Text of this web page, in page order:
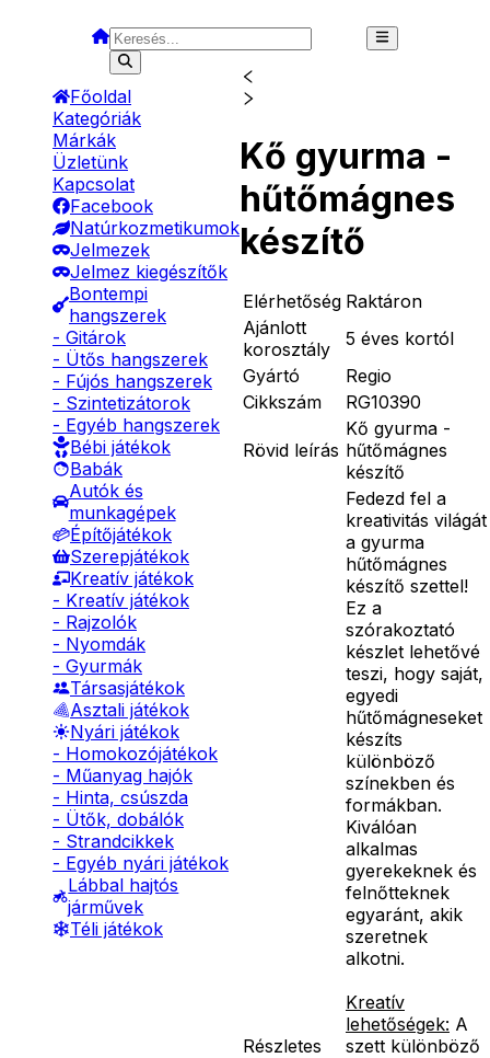
Főoldal
Kategóriák
Márkák
Üzletünk
Kapcsolat
Facebook
Natúrkozmetikumok
Jelmezek
Jelmez kiegészítők
Bontempi
hangszerek
- Gitárok
- Ütős hangszerek
- Fújós hangszerek
- Szintetizátorok
- Egyéb hangszerek
Bébi játékok
Babák
Autók és
munkagépek
Építőjátékok
Szerepjátékok
Kreatív játékok
- Kreatív játékok
- Rajzolók
- Nyomdák
- Gyurmák
Társasjátékok
Asztali játékok
Nyári játékok
- Homokozójátékok
- Műanyag hajók
- Hinta, csúszda
- Ütők, dobálók
- Strandcikkek
- Egyéb nyári játékok
Lábbal hajtós
járművek
Téli játékok
Kő gyurma -
hűtőmágnes
készítő
Elérhetőség Raktáron
Ajánlott
korosztály
5 éves kortól
Gyártó
Regio
Cikkszám
RG10390
Rövid leírás
Kő gyurma -
hűtőmágnes
készítő
Részletes
Fedezd fel a
kreativitás világát
a gyurma
hűtőmágnes
készítő szettel!
Ez a
szórakoztató
készlet lehetővé
teszi, hogy saját,
egyedi
hűtőmágneseket
készíts
különböző
színekben és
formákban.
Kiválóan
alkalmas
gyerekeknek és
felnőtteknek
egyaránt, akik
szeretnek
alkotni.
Kreatív
lehetőségek: A
szett különböző